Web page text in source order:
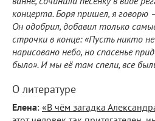
концерта. Боря пришел, я говорю
Он одобрил, добавил только
строчки в конце: «Пусть никто
нарисовано небо, но спасенье
было». И мы её там спели, все
О литературе
Елена: «В чём загадка